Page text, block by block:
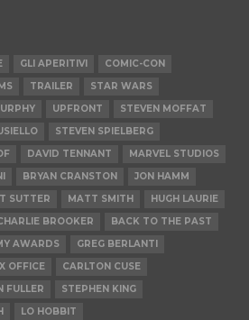
GLI APERITIVI
COMIC-CON
TRAILER
STAR WARS
UPFRONT
STEVEN MOFFAT
STEVEN SPIELBERG
DAVID TENNANT
MARVEL STUDIOS
BRYAN CRANSTON
JON HAMM
SUTTER MATT SMITH
HUGH LAURIE
BROOKER
BACK TO THE PAST
AWARDS
GREG BERLANTI
OFFICE
CARLTON CUSE
FULLER
STEPHEN KING
LO HOBBIT